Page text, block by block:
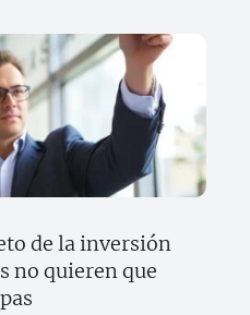
de la inversión
no quieren que